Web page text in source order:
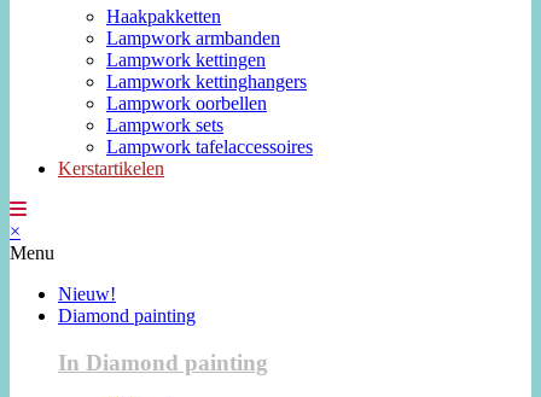
Haakpakketten
Lampwork armbanden
Lampwork kettingen
Lampwork kettinghangers
Lampwork oorbellen
Lampwork sets
Lampwork tafelaccessoires
Kerstartikelen
×
Menu
Nieuw!
Diamond painting
In Diamond painting